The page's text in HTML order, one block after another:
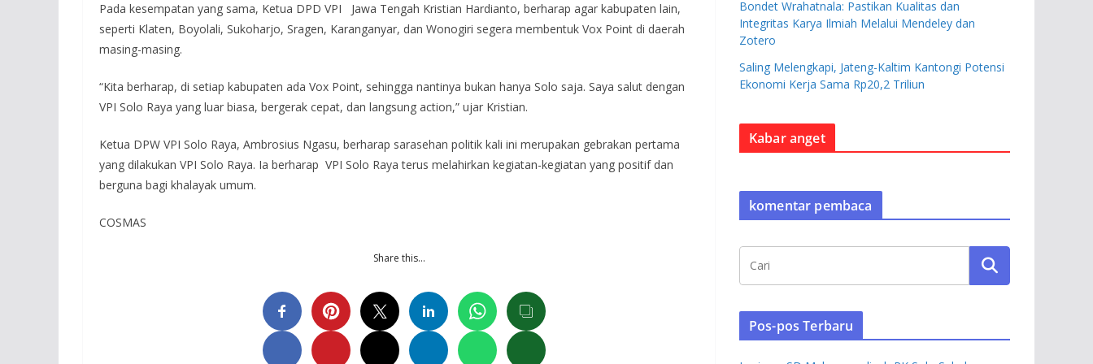
Pada kesempatan yang sama, Ketua DPD VPI Jawa Tengah Kristian Hardianto, berharap agar kabupaten lain,
seperti Klaten, Boyolali, Sukoharjo, Sragen, Karanganyar, dan Wonogiri segera membentuk Vox Point di daerah
masing-masing.
“Kita berharap, di setiap kabupaten ada Vox Point, sehingga nantinya bukan hanya Solo saja. Saya salut dengan
VPI Solo Raya yang luar biasa, bergerak cepat, dan langsung action,” ujar Kristian.
Ketua DPW VPI Solo Raya, Ambrosius Ngasu, berharap sarasehan politik kali ini merupakan gebrakan pertama
yang dilakukan VPI Solo Raya. Ia berharap VPI Solo Raya terus melahirkan kegiatan-kegiatan yang positif dan
berguna bagi khalayak umum.
COSMAS
Share this…
Bondet Wrahatnala: Pastikan Kualitas dan
Integritas Karya Ilmiah Melalui Mendeley dan
Zotero
Saling Melengkapi, Jateng-Kaltim Kantongi Potensi
Ekonomi Kerja Sama Rp20,2 Triliun
Kabar anget
komentar pembaca
Pos-pos Terbaru